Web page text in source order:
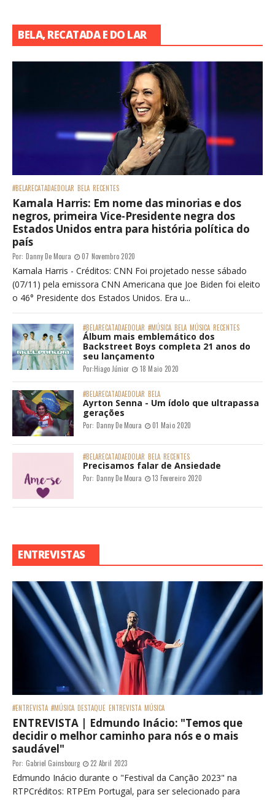
BELA, RECATADA E DO LAR
#BELARECATADAEDOLAR BELA RECENTES
Kamala Harris: Em nome das minorias e dos
negros, primeira Vice-Presidente negra dos
Estados Unidos entra para história política do
país
Por: Danny De Moura 07 Novembro 2020
Kamala Harris - Créditos: CNN Foi projetado nesse sábado
(07/11) pela emissora CNN Americana que Joe Biden foi eleito
o 46° Presidente dos Estados Unidos. Era u...
#BELARECATADAEDOLAR #MÚSICA BELA MÚSICA RECENTES
Álbum mais emblemático dos
Backstreet Boys completa 21 anos do
seu lançamento
Por:Hiago Júnior 18 Maio 2020
#BELARECATADAEDOLAR BELA
Ayrton Senna - Um ídolo que ultrapassa
gerações
Por: Danny De Moura 01 Maio 2020
#BELARECATADAEDOLAR BELA RECENTES
Precisamos falar de Ansiedade
Por: Danny De Moura 13 Fevereiro 2020
ENTREVISTAS
#ENTREVISTA #MÚSICA DESTAQUE ENTREVISTA MÚSICA
ENTREVISTA | Edmundo Inácio: "Temos que
decidir o melhor caminho para nós e o mais
saudável"
Por: Gabriel Gainsbourg 22 Abril 2023
Edmundo Inácio durante o "Festival da Canção 2023" na
RTPCréditos: RTPEm Portugal, para ser selecionado para